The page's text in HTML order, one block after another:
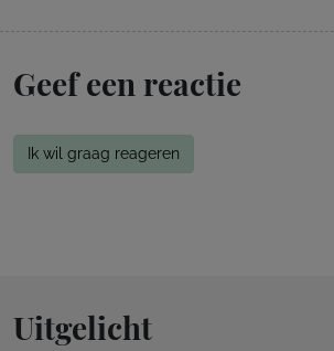
Geef een reactie
Ik wil graag reageren
Uitgelicht